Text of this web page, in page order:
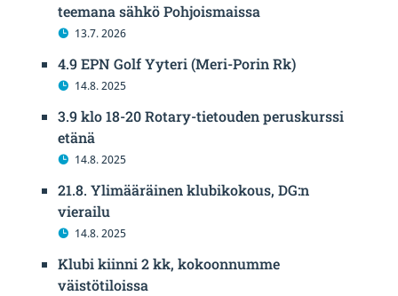
teemana sähkö Pohjoismaissa
13.7. 2026
4.9 EPN Golf Yyteri (Meri-Porin Rk)
14.8. 2025
3.9 klo 18-20 Rotary-tietouden peruskurssi
etänä
14.8. 2025
21.8. Ylimääräinen klubikokous, DG:n
vierailu
14.8. 2025
Klubi kiinni 2 kk, kokoonnumme
väistötiloissa